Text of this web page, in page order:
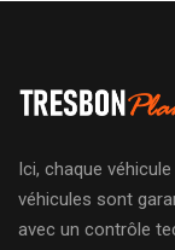
Ici, chaque
véhicules sont
avec un contrôle